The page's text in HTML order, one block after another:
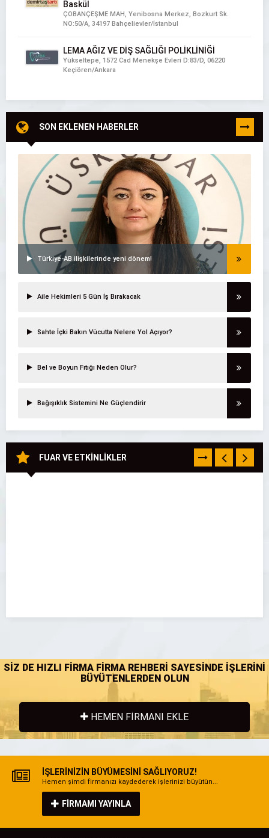
Baskül
ÇOBANÇEŞME MAH, Yenibosna Merkez, Bozkurt Sk.
NO:50/A, 34197 Bahçelievler/İstanbul
LEMA AĞIZ VE DİŞ SAĞLIĞI POLİKLİNİĞİ
Yükseltepe, 1572 Cad Menekşe Evleri D:83/D, 06220
Keçiören/Ankara
SON EKLENEN HABERLER TÜMÜNÜ
GÖR
Türkiye-AB ilişkilerinde yeni dönem!
Aile Hekimleri 5 Gün İş Bırakacak
Sahte İçki Bakın Vücutta Nelere Yol Açıyor?
Bel ve Boyun Fıtığı Neden Olur?
Bağışıklık Sistemini Ne Güçlendirir
FUAR VE ETKİNLİKLER TÜMÜNÜ
GÖR
SİZ DE HIZLI FİRMA FİRMA REHBERİ SAYESİNDE İŞLERİNİ
BÜYÜTENLERDEN OLUN
HEMEN FİRMANI EKLE
İŞLERİNİZİN BÜYÜMESİNİ SAĞLIYORUZ!
Hemen şimdi firmanızı kaydederek işlerinizi büyütün...
FİRMAMI YAYINLA